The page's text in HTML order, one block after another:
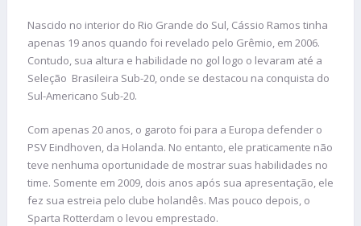
Nascido no interior do Rio Grande do Sul, Cássio Ramos tinha
apenas 19 anos quando foi revelado pelo Grêmio, em 2006.
Contudo, sua altura e habilidade no gol logo o levaram até a
Seleção Brasileira Sub-20, onde se destacou na conquista do
Sul-Americano Sub-20.
Com apenas 20 anos, o garoto foi para a Europa defender o
PSV Eindhoven, da Holanda. No entanto, ele praticamente não
teve nenhuma oportunidade de mostrar suas habilidades no
time. Somente em 2009, dois anos após sua apresentação, ele
fez sua estreia pelo clube holandês. Mas pouco depois, o
Sparta Rotterdam o levou emprestado.